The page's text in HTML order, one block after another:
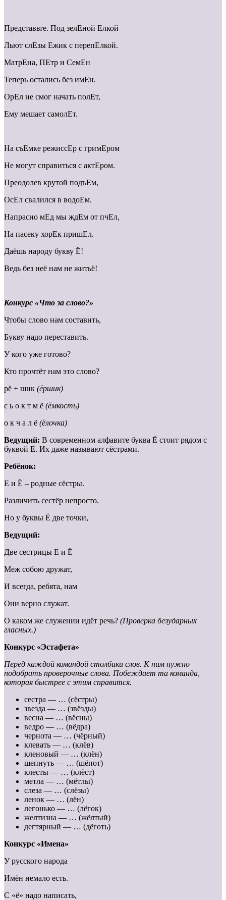
Представьте. Под зелЕной Елкой
Льют слЕзы Ежик с перепЕлкой.
МатрЕна, ПЕтр и СемЕн
Теперь остались без имЕн.
ОрЕл не смог начать полЕт,
Ему мешает самолЕт.
На съЕмке режиссЕр с гримЕром
Не могут справиться с актЕром.
Преодолев крутой подъЕм,
ОсЕл свалился в водоЕм.
Напрасно мЕд мы ждЕм от пчЕл,
На пасеку хорЕк пришЕл.
Даёшь народу букву Ё!
Ведь без неё нам не житьё!
Конкурс «Что за слово?»
Чтобы слово нам составить,
Букву надо переставить.
У кого уже готово?
Кто прочтёт нам это слово?
рё + шик (ёршик)
с ь о к т м ё (ёмкость)
о к ч а л ё (ёлочка)
Ведущий: В современном алфавите буква Ё стоит рядом с
буквой Е. Их даже называют сёстрами.
Ребёнок:
Е и Ё – родные сёстры.
Различить сестёр непросто.
Но у буквы Ё две точки,
Ведущий:
Две сестрицы Е и Ё
Меж собою дружат,
И всегда, ребята, нам
Они верно служат.
О каком же служении идёт речь? (Проверка безударных
гласных.)
Конкурс «Эстафета»
Перед каждой командой столбики слов. К ним нужно
подобрать проверочные слова. Побеждает та команда,
которая быстрее с этим справится.
сестра — … (сёстры)
звезда — … (звёзды)
весна — … (вёсны)
ведро — … (вёдра)
чернота — … (чёрный)
клевать — … (клёв)
кленовый — … (клён)
шепнуть — … (шёпот)
клесты — … (клёст)
метла — … (мётлы)
слеза — … (слёзы)
ленок — … (лён)
легонько — … (лёгок)
желтизна — … (жёлтый)
дегтярный — … (дёготь)
Конкурс «Имена»
У русского народа
Имён немало есть.
С «ё» надо написать,